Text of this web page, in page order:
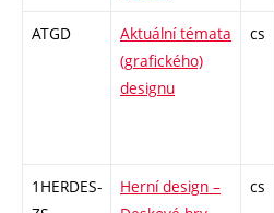
ATGD
Aktuální témata
(grafického)
designu
cs
1HERDES-
Herní design –
cs